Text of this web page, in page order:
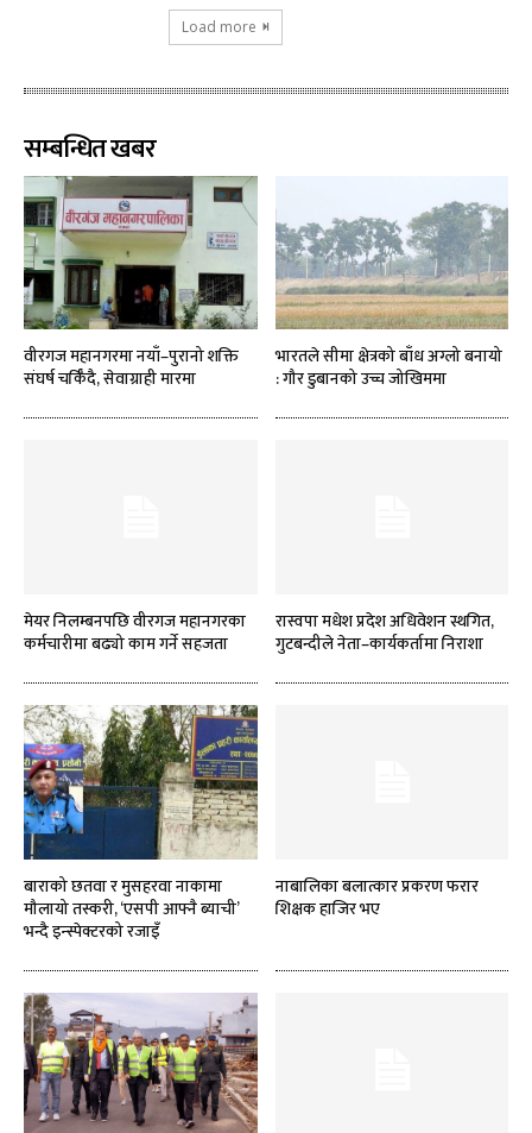
Load more
सम्बन्धित खबर
वीरगज महानगरमा नयाँ–पुरानो शक्ति
संघर्ष चर्किँदै, सेवाग्राही मारमा
भारतले सीमा क्षेत्रको बाँध अग्लो बनायो
: गौर डुबानको उच्च जोखिममा
मेयर निलम्बनपछि वीरगज महानगरका
कर्मचारीमा बढ्यो काम गर्ने सहजता
रास्वपा मधेश प्रदेश अधिवेशन स्थगित,
गुटबन्दीले नेता–कार्यकर्तामा निराशा
बाराको छतवा र मुसहरवा नाकामा
मौलायो तस्करी, ‘एसपी आफ्नै ब्याची’
भन्दै इन्स्पेक्टरको रजाइँ
नाबालिका बलात्कार प्रकरण फरार
शिक्षक हाजिर भए